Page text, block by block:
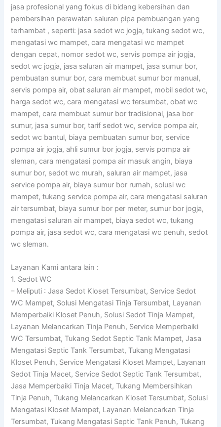
jasa profesional yang fokus di bidang kebersihan dan
pembersihan perawatan saluran pipa pembuangan yang
terhambat , seperti: jasa sedot wc jogja, tukang sedot wc,
mengatasi wc mampet, cara mengatasi wc mampet
dengan cepat, nomor sedot wc, servis pompa air jogja,
sedot wc jogja, jasa saluran air mampet, jasa sumur bor,
pembuatan sumur bor, cara membuat sumur bor manual,
servis pompa air, obat saluran air mampet, mobil sedot wc,
harga sedot wc, cara mengatasi wc tersumbat, obat wc
mampet, cara membuat sumur bor tradisional, jasa bor
sumur, jasa sumur bor, tarif sedot wc, service pompa air,
sedot wc bantul, biaya pembuatan sumur bor, service
pompa air jogja, ahli sumur bor jogja, servis pompa air
sleman, cara mengatasi pompa air masuk angin, biaya
sumur bor, sedot wc murah, saluran air mampet, jasa
service pompa air, biaya sumur bor rumah, solusi wc
mampet, tukang service pompa air, cara mengatasi saluran
air tersumbat, biaya sumur bor per meter, sumur bor jogja,
mengatasi saluran air mampet, biaya sedot wc, tukang
pompa air, jasa sedot wc, cara mengatasi wc penuh, sedot
wc sleman.
Layanan Kami antara lain :
1. Sedot WC
– Meliputi : Jasa Sedot Kloset Tersumbat, Service Sedot
WC Mampet, Solusi Mengatasi Tinja Tersumbat, Layanan
Memperbaiki Kloset Penuh, Solusi Sedot Tinja Mampet,
Layanan Melancarkan Tinja Penuh, Service Memperbaiki
WC Tersumbat, Tukang Sedot Septic Tank Mampet, Jasa
Mengatasi Septic Tank Tersumbat, Tukang Mengatasi
Kloset Penuh, Service Mengatasi Kloset Mampet, Layanan
Sedot Tinja Macet, Service Sedot Septic Tank Tersumbat,
Jasa Memperbaiki Tinja Macet, Tukang Membersihkan
Tinja Penuh, Tukang Melancarkan Kloset Tersumbat, Solusi
Mengatasi Kloset Mampet, Layanan Melancarkan Tinja
Tersumbat, Tukang Mengatasi Septic Tank Penuh, Tukang